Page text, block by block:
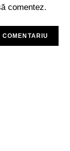
comentez.